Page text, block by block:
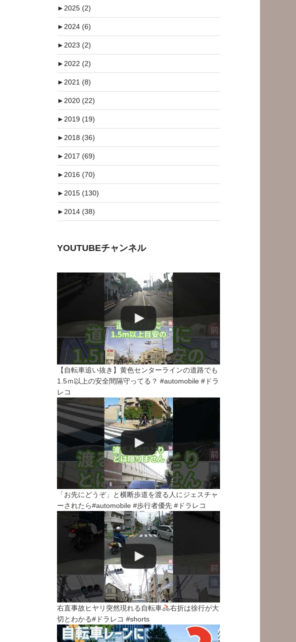
►2025 (2)
►2024 (6)
►2023 (2)
►2022 (2)
►2021 (8)
►2020 (22)
►2019 (19)
►2018 (36)
►2017 (69)
►2016 (70)
►2015 (130)
►2014 (38)
YOUTUBEチャンネル
【自転車追い抜き】黄色センターラインの道路でも
1.5ｍ以上の安全間隔守ってる？ #automobile #ドラ
レコ
「お先にどうぞ」と横断歩道を渡る人にジェスチャ
ーされたら#automobile #歩行者優先 #ドラレコ
右直事故ヒヤリ突然現れる自転車
右折は徐行が大
切とわかる#ドラレコ #shorts